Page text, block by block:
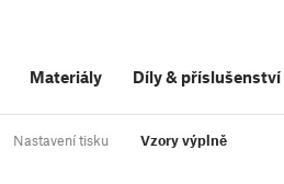
Materiály Díly& příslušenství
Nastavení tisku Vzory výplně